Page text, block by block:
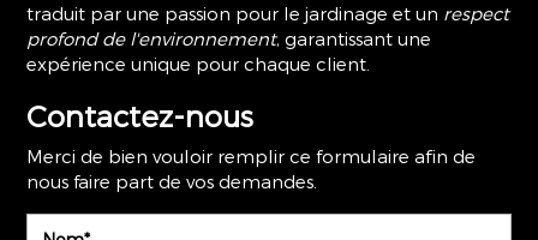
traduit par une passion pour le jardinage et un respect
profond de l'environnement, garantissant une
expérience unique pour chaque client.
Contactez-nous
Merci de bien vouloir remplir ce formulaire afin de
nous faire part de vos demandes.